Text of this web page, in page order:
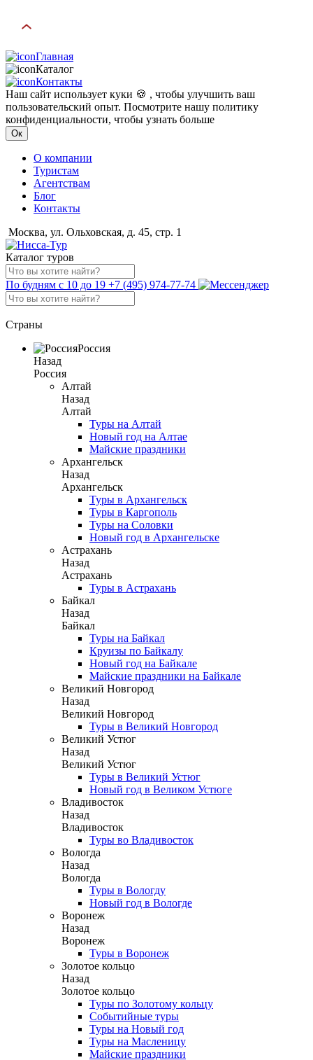
Главная
Каталог
Контакты
Наш сайт использует куки 🍪 , чтобы улучшить ваш
пользовательский опыт. Посмотрите нашу политику
конфиденциальности, чтобы узнать больше
Ок
О компании
Туристам
Агентствам
Блог
Контакты
Москва, ул. Ольховская, д. 45, стр. 1
Каталог туров
По будням с 10 до 19 +7 (495) 974-77-74
Страны
Россия
Назад
Россия
Алтай
Назад
Алтай
Туры на Алтай
Новый год на Алтае
Майские праздники
Архангельск
Назад
Архангельск
Туры в Архангельск
Туры в Каргополь
Туры на Соловки
Новый год в Архангельске
Астрахань
Назад
Астрахань
Туры в Астрахань
Байкал
Назад
Байкал
Туры на Байкал
Круизы по Байкалу
Новый год на Байкале
Майские праздники на Байкале
Великий Новгород
Назад
Великий Новгород
Туры в Великий Новгород
Великий Устюг
Назад
Великий Устюг
Туры в Великий Устюг
Новый год в Великом Устюге
Владивосток
Назад
Владивосток
Туры во Владивосток
Вологда
Назад
Вологда
Туры в Вологду
Новый год в Вологде
Воронеж
Назад
Воронеж
Туры в Воронеж
Золотое кольцо
Назад
Золотое кольцо
Туры по Золотому кольцу
Событийные туры
Туры на Новый год
Туры на Масленицу
Майские праздники